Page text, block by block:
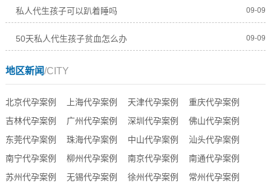
私人代生孩子可以趴着睡吗 09-09
50天私人代生孩子贫血怎么办 09-09
地区新闻/CITY
北京代孕案例 上海代孕案例 天津代孕案例
重庆代孕案例
吉林代孕案例
广州代孕案例 深圳代孕案例
佛山代孕案例
东莞代孕案例
珠海代孕案例 中山代孕案例
汕头代孕案例
南宁代孕案例
柳州代孕案例 南京代孕案例
南通代孕案例
苏州代孕案例
无锡代孕案例 徐州代孕案例 常州代孕案例